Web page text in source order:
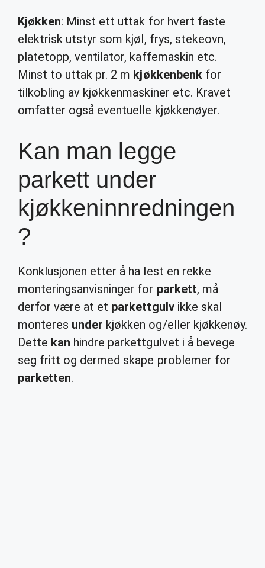
Kjøkken: Minst ett uttak for hvert faste
elektrisk utstyr som kjøl, frys, stekeovn,
platetopp, ventilator, kaffemaskin etc.
Minst to uttak pr. 2 m kjøkkenbenkfor
tilkobling av kjøkkenmaskiner etc. Kravet
omfatter også eventuelle kjøkkenøyer.
Kan man legge
parkett under
kjøkkeninnredningen
?
Konklusjonen etter å ha lest en rekke
monteringsanvisninger for parkett, må
derfor være at et parkettgulvikke skal
monteres under kjøkken og/eller kjøkkenøy.
Dette kan hindre parkettgulvet i å bevege
seg fritt og dermed skape problemer for
parketten.